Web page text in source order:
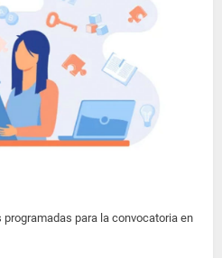
para la convocatoria en